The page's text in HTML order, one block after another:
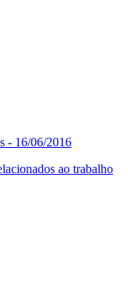
- 16/06/2016
ao trabalho